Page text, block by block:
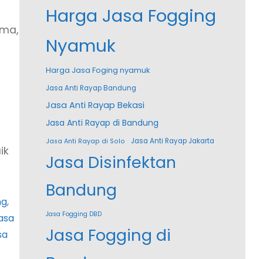
Harga Jasa Fogging
Nyamuk
Harga Jasa Foging nyamuk
Jasa Anti Rayap Bandung
Jasa Anti Rayap Bekasi
Jasa Anti Rayap di Bandung
Jasa Anti Rayap di Solo Jasa Anti Rayap Jakarta
Jasa Disinfektan
Bandung
Jasa Fogging DBD
Jasa Fogging di